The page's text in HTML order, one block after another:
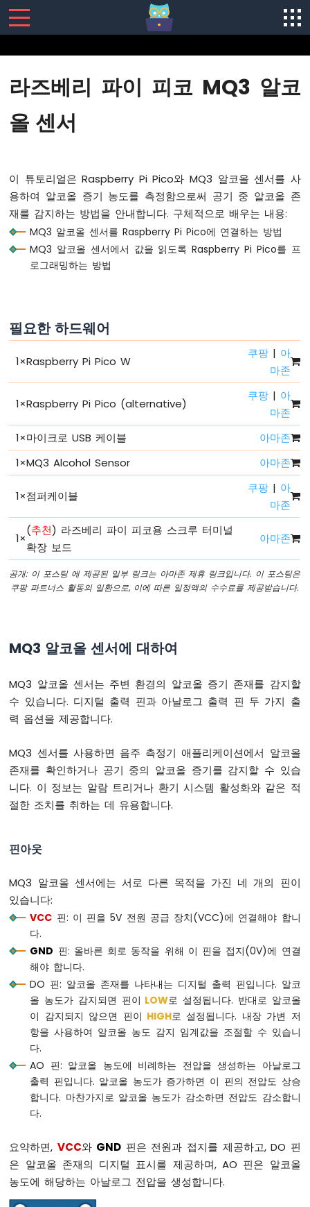
라
즈
베
피
코
-
시
작
하
리
이
깜
빡
즈
베
파
이
피
코
슬
립
이
깜
빡
임
즈
베
리
파
이
-
러
LED
깜
빡
기
즈
코
라
즈
베
리
파
라즈베리 파이 피코 MQ3 알코
올 센서
이 튜토리얼은 Raspberry Pi Pico와 MQ3 알코올 센서를 사
용하여 알코올 증기 농도를 측정함으로써 공기 중 알코올 존
재를 감지하는 방법을 안내합니다. 구체적으로 배우는 내용:
MQ3 알코올 센서를 Raspberry Pi Pico에 연결하는 방법
MQ3 알코올 센서에서 값을 읽도록 Raspberry Pi Pico를 프
로그래밍하는 방법
필요한 하드웨어
1×Raspberry Pi Pico W
쿠팡 | 아
마존
1×Raspberry Pi Pico (alternative)
쿠팡 | 아
마존
1×마이크로 USB 케이블
아마존
1×MQ3 Alcohol Sensor 아마존
1×점퍼케이블
쿠팡 | 아
마존
1×
(추천) 라즈베리 파이 피코용 스크루 터미널
확장 보드
아마존
공개: 이 포스팅 에 제공된 일부 링크는 아마존 제휴 링크입니다. 이 포스팅은
쿠팡 파트너스 활동의 일환으로, 이에 따른 일정액의 수수료를 제공받습니다.
MQ3 알코올 센서에 대하여
MQ3 알코올 센서는 주변 환경의 알코올 증기 존재를 감지할
수 있습니다. 디지털 출력 핀과 아날로그 출력 핀 두 가지 출
력 옵션을 제공합니다.
MQ3 센서를 사용하면 음주 측정기 애플리케이션에서 알코올
존재를 확인하거나 공기 중의 알코올 증기를 감지할 수 있습
니다. 이 정보는 알람 트리거나 환기 시스템 활성화와 같은 적
절한 조치를 취하는 데 유용합니다.
핀아웃
MQ3 알코올 센서에는 서로 다른 목적을 가진 네 개의 핀이
있습니다:
VCC 핀: 이 핀을 5V 전원 공급 장치(VCC)에 연결해야 합니
다.
GND 핀: 올바른 회로 동작을 위해 이 핀을 접지(0V)에 연결
해야 합니다.
DO 핀: 알코올 존재를 나타내는 디지털 출력 핀입니다. 알코
올 농도가 감지되면 핀이 LOW로 설정됩니다. 반대로 알코올
이 감지되지 않으면 핀이 HIGH로 설정됩니다. 내장 가변 저
항을 사용하여 알코올 농도 감지 임계값을 조절할 수 있습니
다.
AO 핀: 알코올 농도에 비례하는 전압을 생성하는 아날로그
출력 핀입니다. 알코올 농도가 증가하면 이 핀의 전압도 상승
합니다. 마찬가지로 알코올 농도가 감소하면 전압도 감소합니
다.
요약하면, VCC와 GND 핀은 전원과 접지를 제공하고, DO 핀
은 알코올 존재의 디지털 표시를 제공하며, AO 핀은 알코올
농도에 해당하는 아날로그 전압을 생성합니다.